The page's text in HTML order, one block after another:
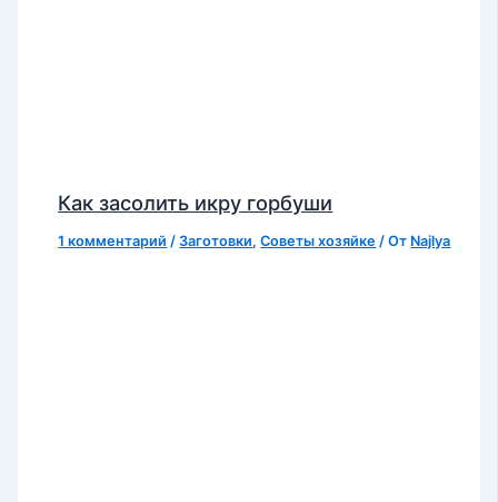
Как засолить икру горбуши
1 комментарий /Заготовки,Советы хозяйке / От Najlya